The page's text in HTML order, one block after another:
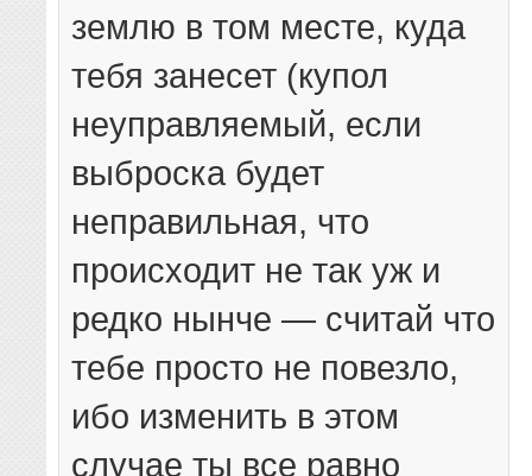
землю в том месте, куда
тебя занесет (купол
неуправляемый, если
выброска будет
неправильная, что
происходит не так уж и
редко нынче — считай что
тебе просто не повезло,
ибо изменить в этом
случае ты все равно